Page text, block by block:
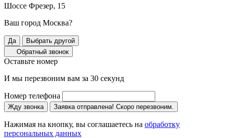
Шоссе Фрезер, 15
Ваш город Москва?
Да
Выбрать другой
Обратный звонок
Оставьте номер
И мы перезвоним вам за 30 секунд
Номер телефона
Жду звонка Заявка отправлена! Скоро перезвоним.
Нажимая на кнопку, вы соглашаетесь на обработку
персональных данных